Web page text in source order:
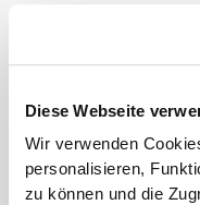
Diese Webseite
Wir verwenden
personalisieren,
zu können und die